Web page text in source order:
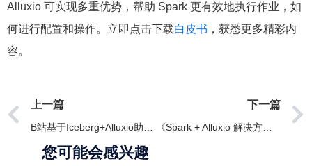
Alluxio 可实现多重优势，帮助 Spark 更有效地执行作业，如
何进行配置和操作。立即点击下载白皮书 ，获悉更多精彩内
容。
上一篇 下一篇
《Spark + Alluxio 解决方案概览》白皮书
您可能会感兴趣